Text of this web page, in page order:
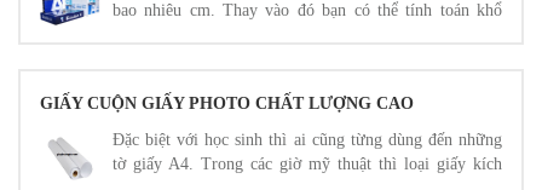
bao nhiêu cm. Thay vào đó bạn có thể tính toán khổ
GIẤY CUỘN GIẤY PHOTO CHẤT LƯỢNG CAO
Đặc biệt với học sinh thì ai cũng từng dùng đến những
tờ giấy A4. Trong các giờ mỹ thuật thì loại giấy kích